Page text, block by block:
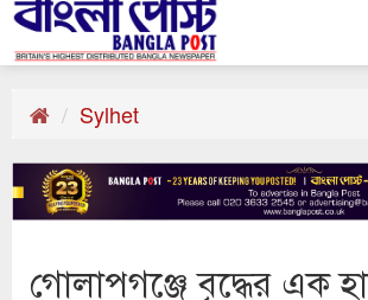
Sylhet
গোলাপগঞ্জে বৃদ্ধের এক